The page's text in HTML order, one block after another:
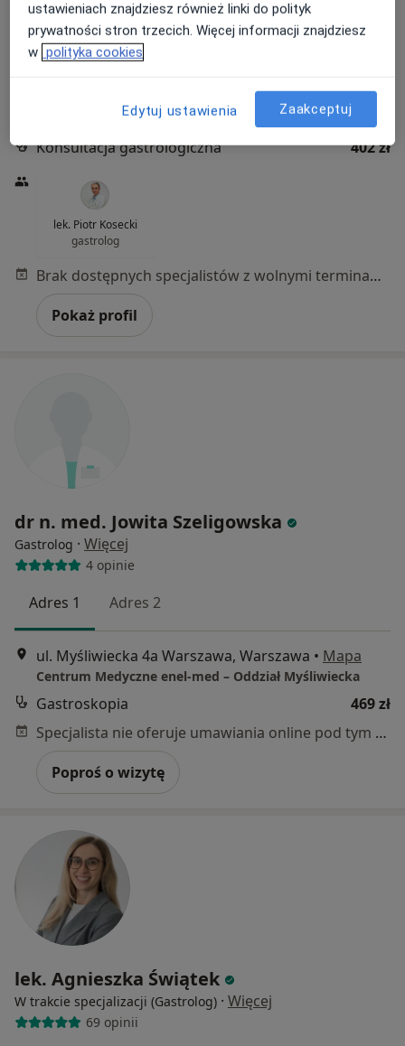
Centrum Medyczne enel-med - Oddział
Atrium Plaza
Gastrologia, Interna, Alergologia
al. Jana Pawła II 29, Warszawa
Mapa
Konsultacja gastrologiczna
402 zł
lek. Piotr Kosecki
gastrolog
Brak dostępnych specjalistów z wolnymi terminami w tym centrum medycznym.
Pokaż profil
dr n. med. Jowita Szeligowska
Gastrolog · Więcej
4 opinie
Adres 1 Adres 2
ul. Myśliwiecka 4a Warszawa, Warszawa • Mapa
Centrum Medyczne enel-med – Oddział Myśliwiecka
Gastroskopia
469 zł
Specjalista nie oferuje umawiania online pod tym adresem.
Poproś o wizytę
lek. Agnieszka Świątek
W trakcie specjalizacji (Gastrolog) · Więcej
69 opinii
ustawieniach znajdziesz również linki do polityk
prywatności stron trzecich. Więcej informacji znajdziesz
w polityka cookies
Edytuj ustawienia Zaakceptuj